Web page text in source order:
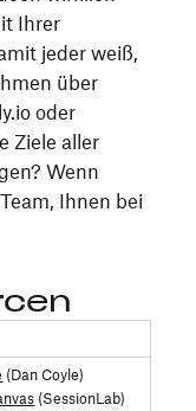
Ihrer
jeder weiß,
über
oder
Ziele aller
Wenn
Ihnen bei
(Dan Coyle)
(SessionLab)